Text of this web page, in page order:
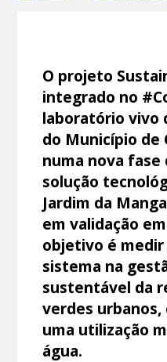
O projeto
integrado no
laboratório vivo
do Município
numa nova
solução
Jardim da
em validação
objetivo é
sistema na
sustentável da
verdes
uma utilização
água.